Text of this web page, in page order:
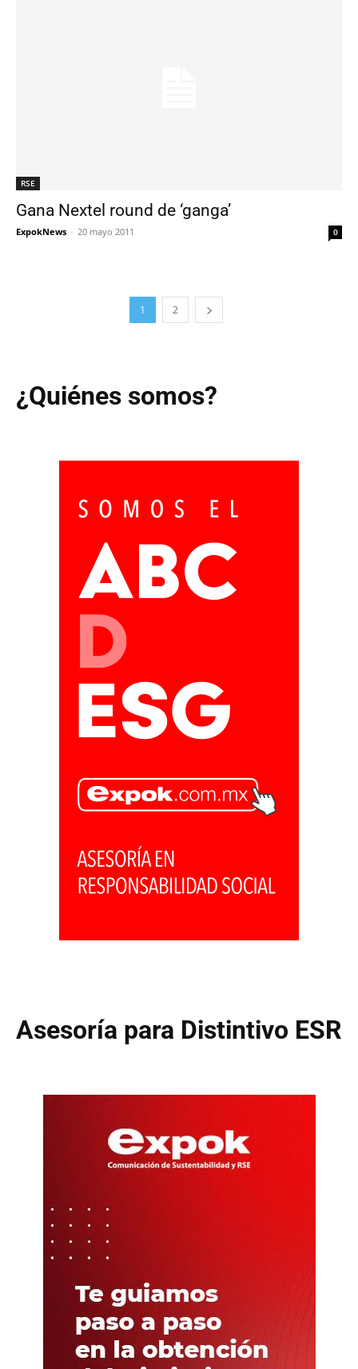
RSE
Gana Nextel round de ‘ganga’
ExpokNews - 20 mayo 2011 0
1 2
¿Quiénes somos?
Asesoría para Distintivo ESR